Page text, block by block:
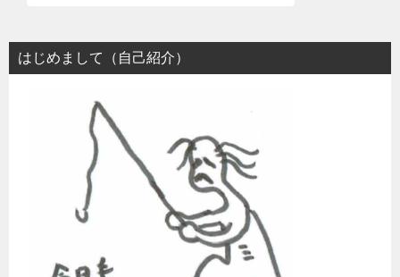
はじめまして（自己紹介）